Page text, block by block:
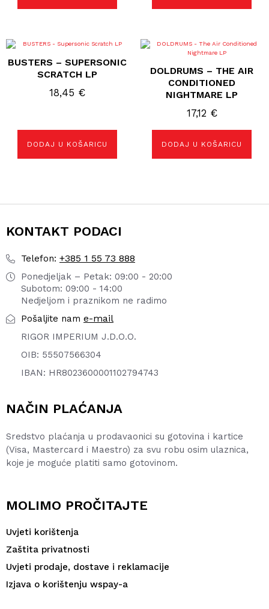
BUSTERS – SUPERSONIC
SCRATCH LP
18,45 €
DODAJ U KOŠARICU
DOLDRUMS – THE AIR
CONDITIONED
NIGHTMARE LP
17,12 €
DODAJ U KOŠARICU
KONTAKT PODACI
Telefon: +385 1 55 73 888
Ponedjeljak – Petak: 09:00 - 20:00
Subotom: 09:00 - 14:00
Nedjeljom i praznikom ne radimo
Pošaljite nam e-mail
RIGOR IMPERIUM J.D.O.O.
OIB: 55507566304
IBAN: HR8023600001102794743
NAČIN PLAĆANJA
Sredstvo plaćanja u prodavaonici su gotovina i kartice
(Visa, Mastercard i Maestro) za svu robu osim ulaznica,
koje je moguće platiti samo gotovinom.
MOLIMO PROČITAJTE
Uvjeti korištenja
Zaštita privatnosti
Uvjeti prodaje, dostave i reklamacije
Izjava o korištenju wspay-a